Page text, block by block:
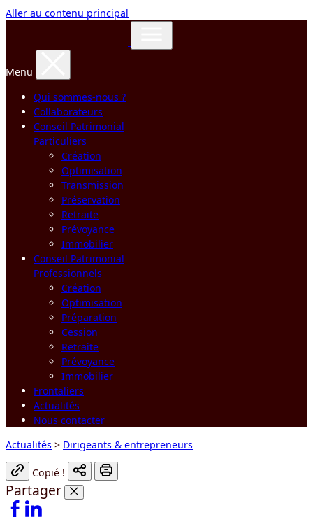
Aller au contenu principal
Menu
Qui sommes-nous ?
Collaborateurs
Conseil Patrimonial
Particuliers
Création
Optimisation
Transmission
Préservation
Retraite
Prévoyance
Immobilier
Conseil Patrimonial
Professionnels
Création
Optimisation
Préparation
Cession
Retraite
Prévoyance
Immobilier
Frontaliers
Actualités
Nous contacter
Actualités > Dirigeants & entrepreneurs
Copié !
Partager